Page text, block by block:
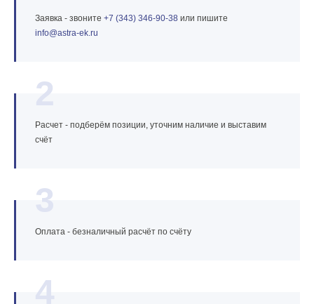
Заявка - звоните +7 (343) 346‑90‑38 или пишите
info@astra‑ek.ru
2
Расчет - подберём позиции, уточним наличие и выставим
счёт
3
Оплата - безналичный расчёт по счёту
4